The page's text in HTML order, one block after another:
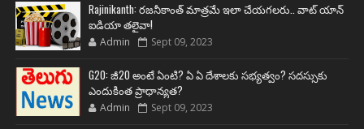
Rajinikanth: రజనీకాంత్ మాత్రమే ఇలా చేయగలరు.. వాట్ యాన్
ఐడియా తలైవా!
Admin Sept 09, 2023
G20: జీ20 అంటే ఏంటి? ఏ ఏ దేశాలకు సభ్యత్వం? సదస్సుకు
ఎందుకింత ప్రాధాన్యత?
Admin Sept 09, 2023